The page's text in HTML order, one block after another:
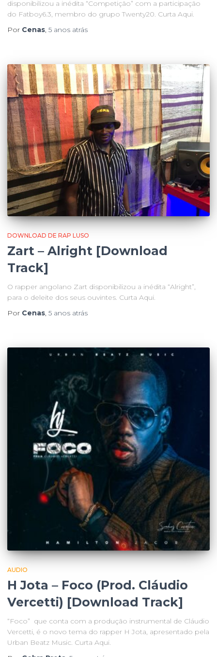
disponibilizou a inédita “Competição” com a participação
do Fatboy6.3, membro do grupo Twenty20. Curta Aqui.
Por Cenas, 5 anos atrás
DOWNLOAD DE RAP LUSO
Zart – Alright [Download
Track]
O rapper angolano Zart disponibilizou a inédita “Alright”,
para o deleite dos seus ouvintes. Curta Aqui.
Por Cenas, 5 anos atrás
AUDIO
H Jota – Foco (Prod. Cláudio
Vercetti) [Download Track]
“Foco” que conta com a produção instrumental de Cláudio
Vercetti, é o novo tema do rapper H Jota, apresentado pela
Urban Beatz Music. Curta Aqui.